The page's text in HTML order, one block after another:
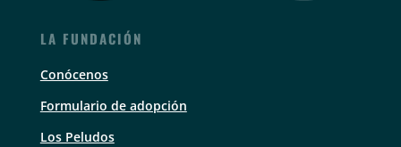
LA FUNDACIÓN
Conócenos
Formulario de adopción
Los Peludos